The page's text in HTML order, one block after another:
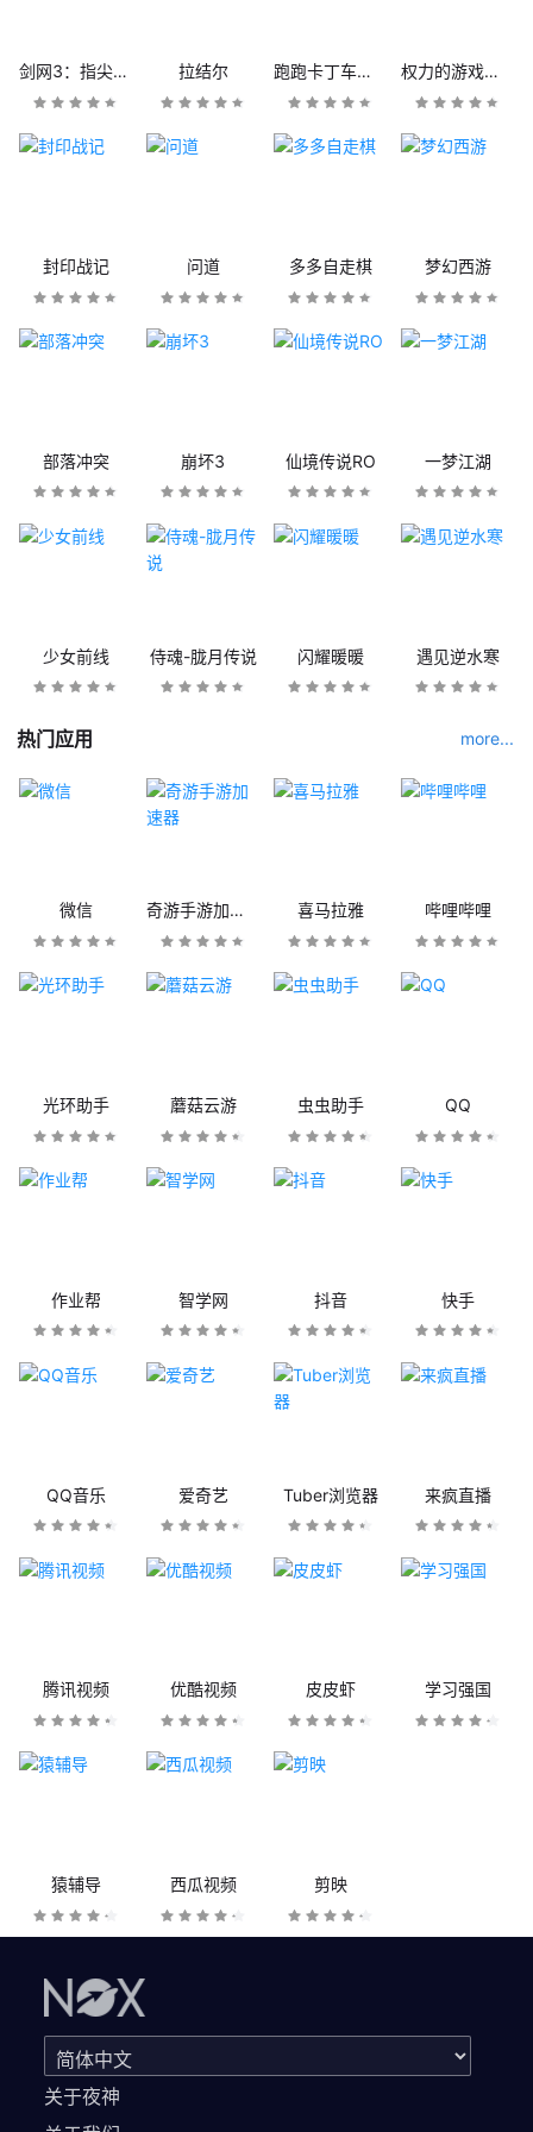
剑网3：指尖江湖 拉结尔 跑跑卡丁车官方竞速版 权力的游戏：凛冬将至
封印战记 问道 多多自走棋 梦幻西游
部落冲突 崩坏3 仙境传说RO 一梦江湖
少女前线 侍魂-胧月传说 闪耀暖暖 遇见逆水寒
热门应用 more...
微信 奇游手游加速器 喜马拉雅 哔哩哔哩
光环助手 蘑菇云游 虫虫助手 QQ
作业帮 智学网 抖音 快手
QQ音乐 爱奇艺 Tuber浏览器 来疯直播
腾讯视频 优酷视频 皮皮虾 学习强国
猿辅导 西瓜视频 剪映
关于夜神